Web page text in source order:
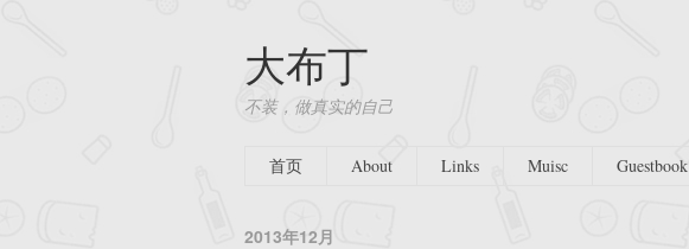
大布丁
不装，做真实的自己
首页
About Links Muisc Guestbook
2013年12月